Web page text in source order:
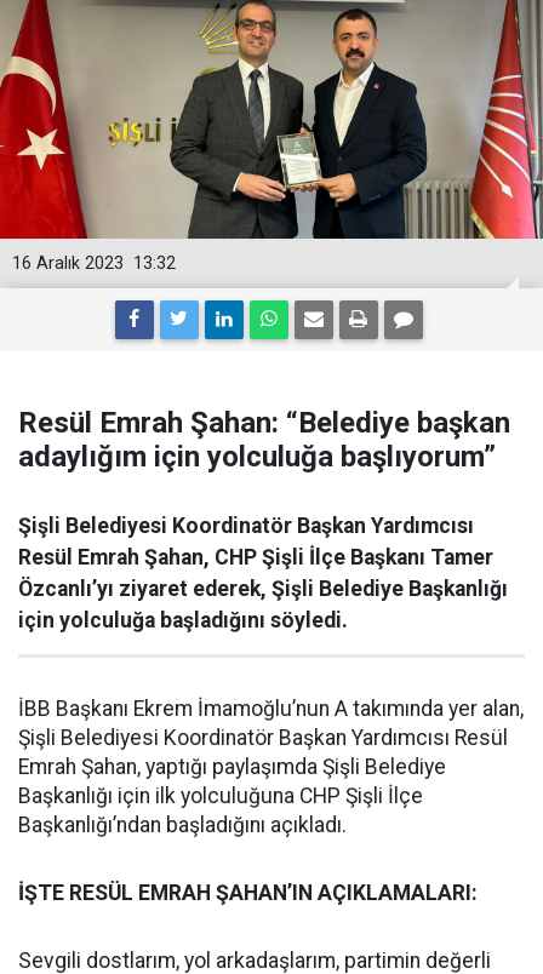
13:32
16 Aralık 2023
Resül Emrah Şahan: “Belediye başkan
adaylığım için yolculuğa başlıyorum”
Şişli Belediyesi Koordinatör Başkan Yardımcısı
Resül Emrah Şahan, CHP Şişli İlçe Başkanı Tamer
Özcanlı’yı ziyaret ederek, Şişli Belediye Başkanlığı
için yolculuğa başladığını söyledi.
İBB Başkanı Ekrem İmamoğlu’nun A takımında yer alan,
Şişli Belediyesi Koordinatör Başkan Yardımcısı Resül
Emrah Şahan, yaptığı paylaşımda Şişli Belediye
Başkanlığı için ilk yolculuğuna CHP Şişli İlçe
Başkanlığı’ndan başladığını açıkladı.
İŞTE RESÜL EMRAH ŞAHAN’IN AÇIKLAMALARI:
Sevgili dostlarım, yol arkadaşlarım, partimin değerli